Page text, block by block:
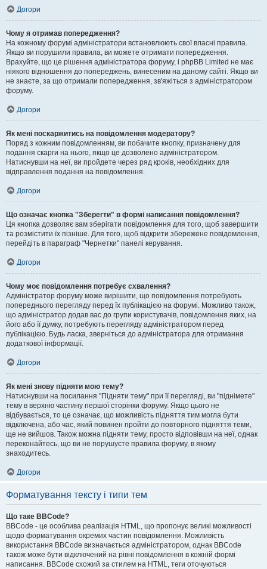
Догори
Чому я отримав попередження?
На кожному форумі адміністратори встановлюють свої власні правила.
Якщо ви порушили правила, ви можете отримати попередження.
Врахуйте, що це рішення адміністратора форуму, і phpBB Limited не має
ніякого відношення до попереджень, винесеним на даному сайті. Якщо ви
не знаєте, за що отримали попередження, зв'яжіться з адміністратором
форуму.
Догори
Як мені поскаржитись на повідомлення модератору?
Поряд з кожним повідомленням, ви побачите кнопку, призначену для
подання скарги на нього, якщо це дозволено адміністратором.
Натиснувши на неї, ви пройдете через ряд кроків, необхідних для
відправлення подання на повідомлення.
Догори
Що означає кнопка "Зберегти" в формі написання повідомлення?
Ця кнопка дозволяє вам зберігати повідомлення для того, щоб завершити
та розмістити їх пізніше. Для того, щоб відкрити збережене повідомлення,
перейдіть в параграф "Чернетки" панелі керування.
Догори
Чому моє повідомлення потребує схвалення?
Адміністратор форуму може вирішити, що повідомлення потребують
попереднього перегляду перед їх публікацією на форумі. Можливо також,
що адміністратор додав вас до групи користувачів, повідомлення яких, на
його або її думку, потребують перегляду адміністратором перед
публікацією. Будь ласка, зверніться до адміністратора для отримання
додаткової інформації.
Догори
Як мені знову підняти мою тему?
Натиснувши на посилання "Підняти тему" при її перегляді, ви "піднімете"
тему в верхню частину першої сторінки форуму. Якщо цього не
відбувається, то це означає, що можливість підняття тим могла бути
відключена, або час, який повинен пройти до повторного підняття теми,
ще не вийшов. Також можна підняти тему, просто відповівши на неї, однак
переконайтесь, що ви не порушуєте правила форуму, в якому
знаходитесь.
Догори
Форматування тексту і типи тем
Що таке BBCode?
BBCode - це особлива реалізація HTML, що пропонує великі можливості
щодо форматування окремих частин повідомлення. Можливість
використання BBCode визначається адміністратором, однак BBCode
також може бути відключений на рівні повідомлення в кожній формі
написання. BBCode схожий за стилем на HTML, теги оточуються